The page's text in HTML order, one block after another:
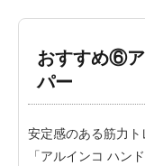
おすすめ⑥
パー
安定感のある筋力
「アルインコ ハン